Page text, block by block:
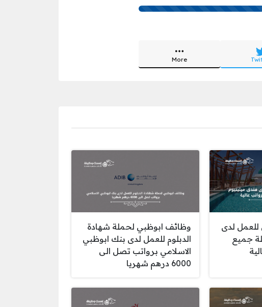
More
لدى
جميع
وظائف ابوظبي لحملة شهادة
الدبلوم للعمل لدى بنك ابوظبي
الاسلامي برواتب تصل الى
6000 درهم شهريا